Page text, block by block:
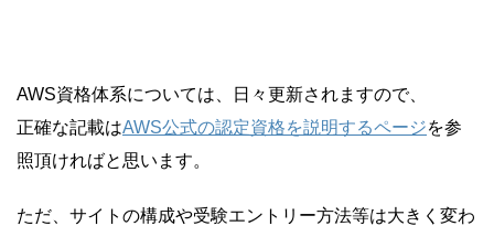
AWS資格体系については、日々更新されますので、
正確な記載はAWS公式の認定資格を説明するページを参
照頂ければと思います。
ただ、サイトの構成や受験エントリー方法等は大きく変わ